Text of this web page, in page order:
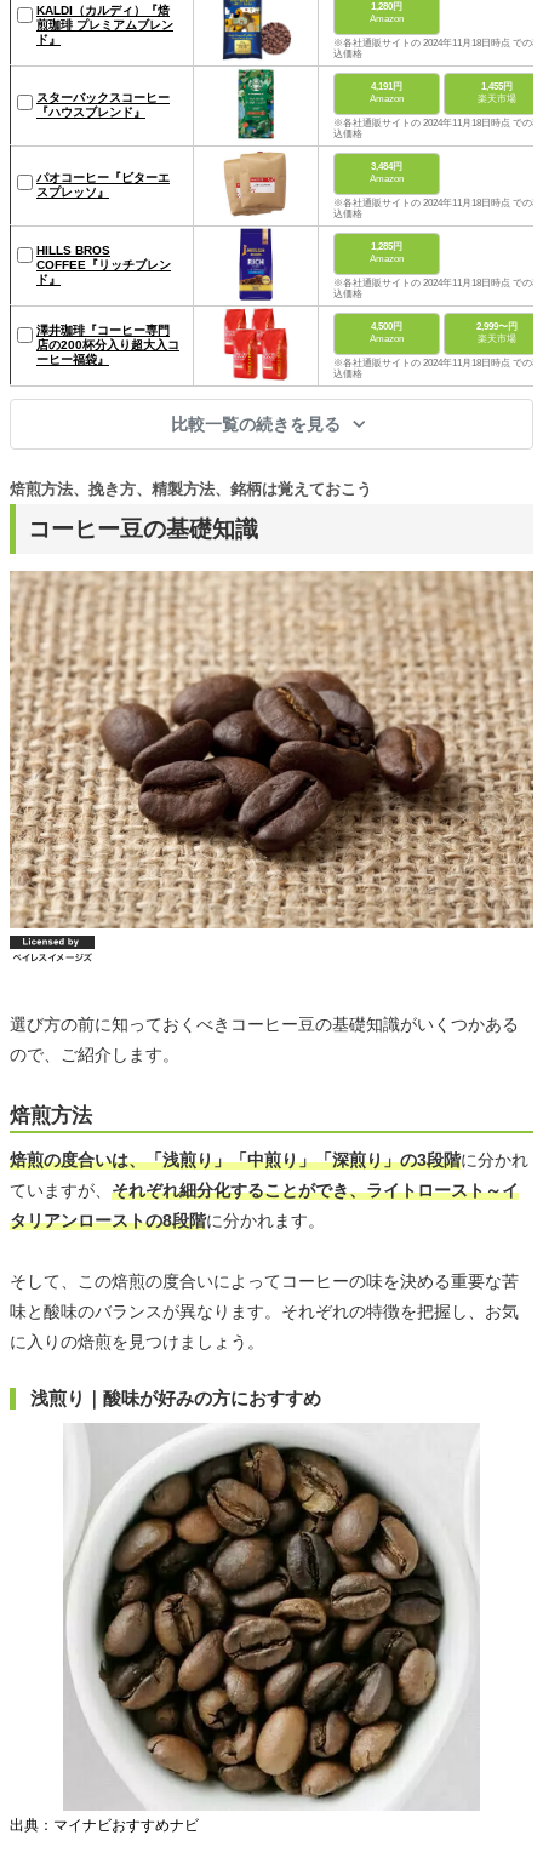
KALDI（カルディ）『焙
煎珈琲 プレミアムブレン
ド』
1,280円
Amazon
※各社通販サイトの 2024年11月18日時点 での税
込価格
スターバックスコーヒー
『ハウスブレンド』
4,191円
Amazon
1,455円
楽天市場
※各社通販サイトの 2024年11月18日時点 での税
込価格
パオコーヒー『ビターエ
スプレッソ』
3,484円
Amazon
※各社通販サイトの 2024年11月18日時点 での税
込価格
HILLS BROS
COFFEE『リッチブレン
ド』
1,285円
Amazon
※各社通販サイトの 2024年11月18日時点 での税
込価格
澤井珈琲『コーヒー専門
店の200杯分入り超大入コ
ーヒー福袋』
4,500円
Amazon
2,999〜円
楽天市場
※各社通販サイトの 2024年11月18日時点 での税
込価格
比較一覧の続きを見る
コーヒー豆の基礎知識
焙煎方法、挽き方、精製方法、銘柄は覚えておこう
選び方の前に知っておくべきコーヒー豆の基礎知識がいくつかある
ので、ご紹介します。
焙煎方法
焙煎の度合いは、「浅煎り」「中煎り」「深煎り」の3段階に分かれ
ていますが、 それぞれ細分化することができ、ライトロースト～イ
タリアンローストの8段階に分かれます。
そして、この焙煎の度合いによってコーヒーの味を決める重要な苦
味と酸味のバランスが異なります。それぞれの特徴を把握し、お気
に入りの焙煎を見つけましょう。
浅煎り｜酸味が好みの方におすすめ
出典：マイナビおすすめナビ